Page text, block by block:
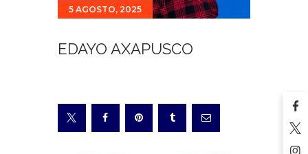
5 AGOSTO, 2025
EDAYO AXAPUSCO